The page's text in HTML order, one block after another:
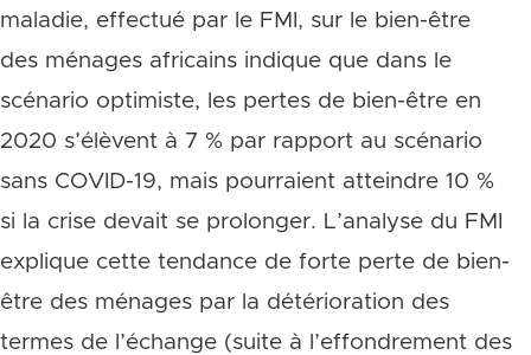
maladie, effectué par le FMI, sur le bien-être
des ménages africains indique que dans le
scénario optimiste, les pertes de bien-être en
2020 s’élèvent à 7 % par rapport au scénario
sans COVID-19, mais pourraient atteindre 10 %
si la crise devait se prolonger. L’analyse du FMI
explique cette tendance de forte perte de bien-
être des ménages par la détérioration des
termes de l’échange (suite à l’effondrement des